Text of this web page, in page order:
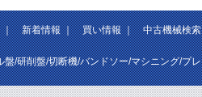
新着情報｜買い情報｜中古機械検索
盤/研削盤/切断機/バンドソー/マシニング/プ